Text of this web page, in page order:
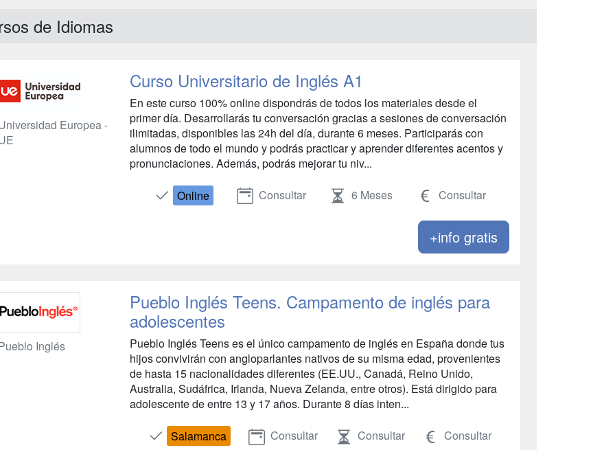
de Idiomas
Europea -
Curso Universitario de Inglés A1
En este curso 100% online dispondrás de todos los materiales desde el
primer día. Desarrollarás tu conversación gracias a sesiones de conversación
ilimitadas, disponibles las 24h del día, durante 6 meses. Participarás con
alumnos de todo el mundo y podrás practicar y aprender diferentes acentos y
pronunciaciones. Además, podrás mejorar tu niv...
Online Consultar 6 Meses Consultar
+info gratis
Inglés
Pueblo Inglés Teens. Campamento de inglés para
adolescentes
Pueblo Inglés Teens es el único campamento de inglés en España donde tus
hijos convivirán con angloparlantes nativos de su misma edad, provenientes
de hasta 15 nacionalidades diferentes (EE.UU., Canadá, Reino Unido,
Australia, Sudáfrica, Irlanda, Nueva Zelanda, entre otros). Está dirigido para
adolescente de entre 13 y 17 años. Durante 8 días inten...
Salamanca Consultar Consultar Consultar